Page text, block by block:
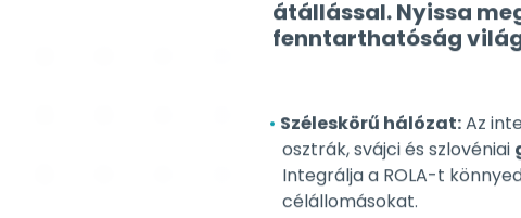
Széleskörű hálózat: Az
Integrálja a ROLA-t
célállomásokat.
Könnyed foglalási
közúti-vasúti foglalásokat